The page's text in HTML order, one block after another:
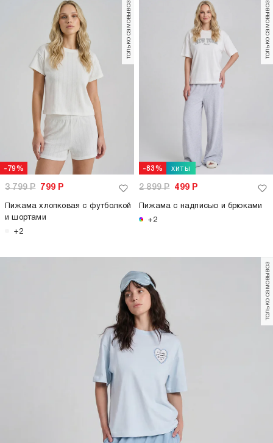
-79%
только самовывоз
3 799Р 799 Р
Пижама хлопковая с футболкой
и шортами
+2
-83% хиты
только самовывоз
2 899Р 499 Р
Пижама с надписью и брюками
+2
только самовывоз